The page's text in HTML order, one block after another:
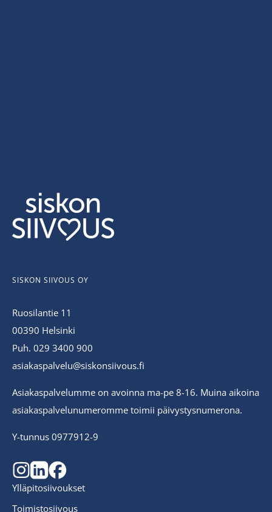
SISKON SIIVOUS OY
Ruosilantie 11
00390 Helsinki
Puh. 029 3400 900
asiakaspalvelu@siskonsiivous.fi
Asiakaspalvelumme on avoinna ma-pe 8-16. Muina aikoina
asiakaspalvelunumeromme toimii päivystysnumerona.
Y-tunnus 0977912-9
Ylläpitosiivoukset
Toimistosiivous